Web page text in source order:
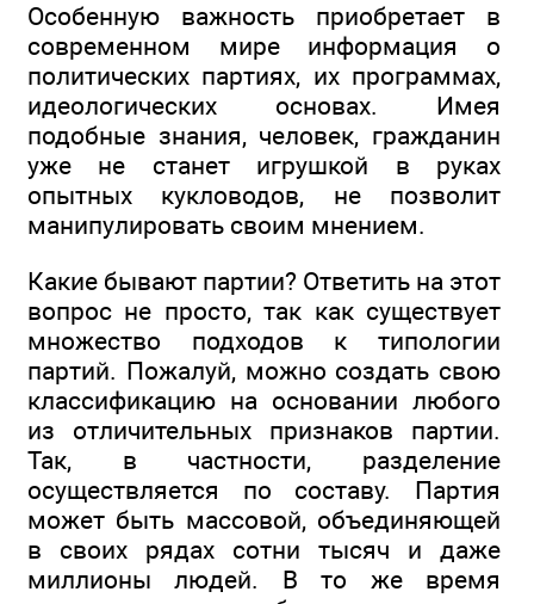
Особенную важность приобретает в
современном мире информация о
политических партиях, их программах,
идеологических основах. Имея
подобные знания, человек, гражданин
уже не станет игрушкой в руках
опытных кукловодов, не позволит
манипулировать своим мнением.
Какие бывают партии? Ответить на этот
вопрос не просто, так как существует
множество подходов к типологии
партий. Пожалуй, можно создать свою
классификацию на основании любого
из отличительных признаков партии.
Так, в частности, разделение
осуществляется по составу. Партия
может быть массовой, объединяющей
в своих рядах сотни тысяч и даже
миллионы людей. В то же время